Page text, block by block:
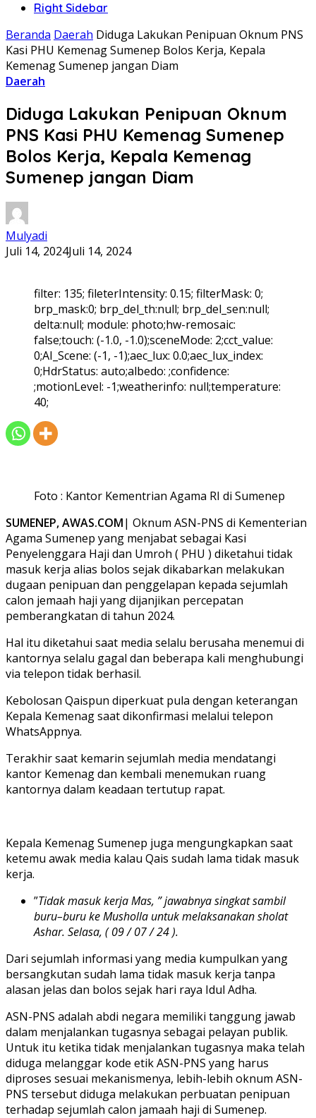
Right Sidebar
Beranda Daerah Diduga Lakukan Penipuan Oknum PNS
Kasi PHU Kemenag Sumenep Bolos Kerja, Kepala
Kemenag Sumenep jangan Diam
Daerah
Diduga Lakukan Penipuan Oknum
PNS Kasi PHU Kemenag Sumenep
Bolos Kerja, Kepala Kemenag
Sumenep jangan Diam
Mulyadi
Juli 14, 2024Juli 14, 2024
filter: 135; fileterIntensity: 0.15; filterMask: 0;
brp_mask:0; brp_del_th:null; brp_del_sen:null;
delta:null; module: photo;hw-remosaic:
false;touch: (-1.0, -1.0);sceneMode: 2;cct_value:
0;AI_Scene: (-1, -1);aec_lux: 0.0;aec_lux_index:
0;HdrStatus: auto;albedo: ;confidence:
;motionLevel: -1;weatherinfo: null;temperature:
40;
Foto : Kantor Kementrian Agama RI di Sumenep
SUMENEP, AWAS.COM| Oknum ASN-PNS di Kementerian
Agama Sumenep yang menjabat sebagai Kasi
Penyelenggara Haji dan Umroh ( PHU ) diketahui tidak
masuk kerja alias bolos sejak dikabarkan melakukan
dugaan penipuan dan penggelapan kepada sejumlah
calon jemaah haji yang dijanjikan percepatan
pemberangkatan di tahun 2024.
Hal itu diketahui saat media selalu berusaha menemui di
kantornya selalu gagal dan beberapa kali menghubungi
via telepon tidak berhasil.
Kebolosan Qaispun diperkuat pula dengan keterangan
Kepala Kemenag saat dikonfirmasi melalui telepon
WhatsAppnya.
Terakhir saat kemarin sejumlah media mendatangi
kantor Kemenag dan kembali menemukan ruang
kantornya dalam keadaan tertutup rapat.
Kepala Kemenag Sumenep juga mengungkapkan saat
ketemu awak media kalau Qais sudah lama tidak masuk
kerja.
”Tidak masuk kerja Mas, ” jawabnya singkat sambil
buru–buru ke Musholla untuk melaksanakan sholat
Ashar. Selasa, ( 09 / 07 / 24 ).
Dari sejumlah informasi yang media kumpulkan yang
bersangkutan sudah lama tidak masuk kerja tanpa
alasan jelas dan bolos sejak hari raya Idul Adha.
ASN-PNS adalah abdi negara memiliki tanggung jawab
dalam menjalankan tugasnya sebagai pelayan publik.
Untuk itu ketika tidak menjalankan tugasnya maka telah
diduga melanggar kode etik ASN-PNS yang harus
diproses sesuai mekanismenya, lebih-lebih oknum ASN-
PNS tersebut diduga melakukan perbuatan penipuan
terhadap sejumlah calon jamaah haji di Sumenep.